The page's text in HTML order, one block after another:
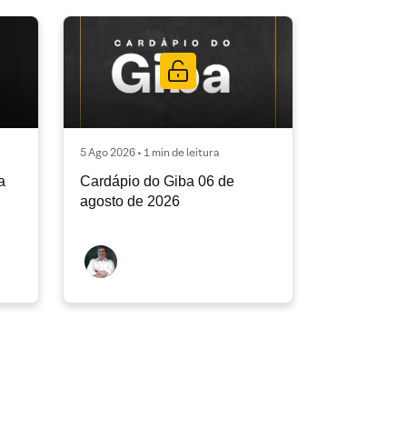
5 Ago 2026 • 1 min de leitura
Cardápio do Giba 06 de
agosto de 2026